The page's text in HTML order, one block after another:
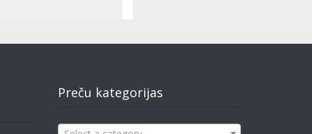
Preču kategorijas